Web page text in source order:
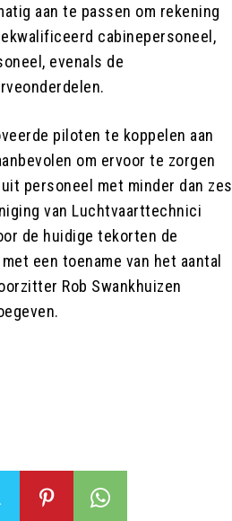
aan te passen om rekening
cabinepersoneel,
evenals de
piloten te koppelen aan
om ervoor te zorgen
personeel met minder dan zes
van Luchtvaarttechnici
de huidige tekorten de
een toename van het aantal
Rob Swankhuizen